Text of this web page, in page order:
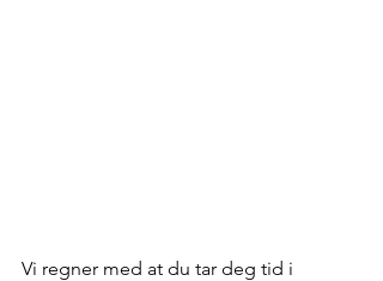
Vi regner med at du tar deg tid i